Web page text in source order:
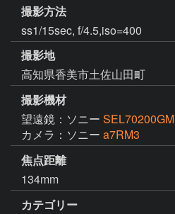
撮影方法
ss1/15sec, f/4.5,iso=400
撮影地
高知県香美市土佐山田町
撮影機材
望遠鏡：ソニー SEL70200GM
カメラ：ソニー a7RM3
焦点距離
134mm
カテゴリー